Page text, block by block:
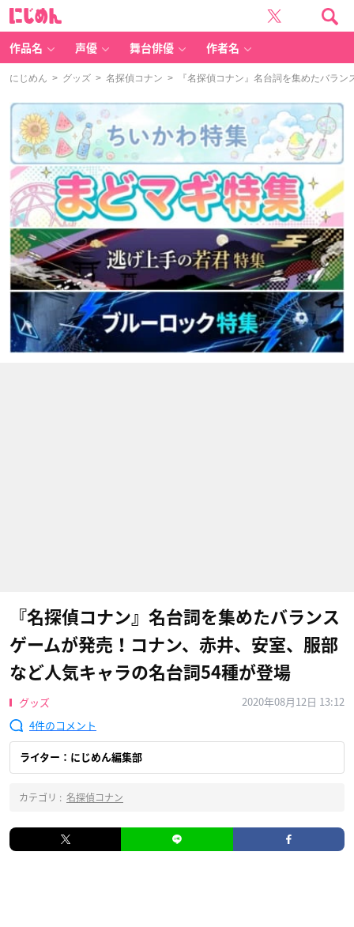
作品名 声優 舞台俳優 作者名
にじめん > グッズ > 名探偵コナン > 『名探偵コナン』名台詞を集めたバラン
『名探偵コナン』名台詞を集めたバランス
ゲームが発売！コナン、赤井、安室、服部
など人気キャラの名台詞54種が登場
グッズ
2020年08月12日 13:12
4
ライター：にじめん編集部
カテゴリ : 名探偵コナン